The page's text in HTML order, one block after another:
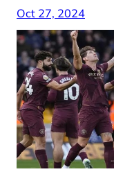
Oct 27, 2024